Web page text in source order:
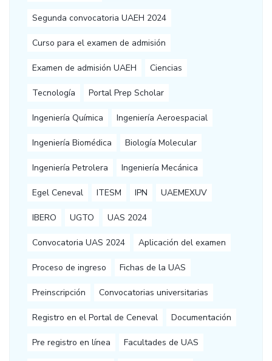
Segunda convocatoria UAEH 2024
Curso para el examen de admisión
Examen de admisión UAEH Ciencias
Tecnología Portal Prep Scholar
Ingeniería Química Ingeniería Aeroespacial
Ingeniería Biomédica Biología Molecular
Ingeniería Petrolera Ingeniería Mecánica
Egel Ceneval ITESM IPN UAEMEXUV
IBERO UGTO UAS 2024
Convocatoria UAS 2024 Aplicación del examen
Proceso de ingreso Fichas de la UAS
Preinscripción Convocatorias universitarias
Registro en el Portal de Ceneval Documentación
Pre registro en línea Facultades de UAS